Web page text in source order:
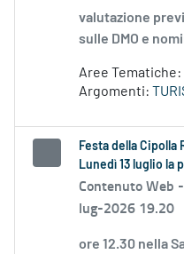
valutazione
sulle DMO e
Aree Tematiche:
Argomenti:
Festa della Cipolla
Lunedì 13 luglio la
Contenuto Web -
lug-2026 19.20
ore 12.30 nella